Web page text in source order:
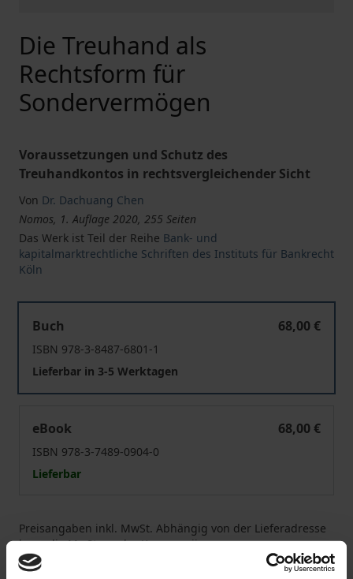
Die Treuhand als
Rechtsform für
Sondervermögen
Voraussetzungen und Schutz des
Treuhandkontos in rechtsvergleichender Sicht
Von Dr. Dachuang Chen
Nomos, 1. Auflage 2020, 255 Seiten
Das Werk ist Teil der Reihe Bank- und
kapitalmarktrechtliche Schriften des Instituts für Bankrecht
Köln
Buch
68,00 €
ISBN 978-3-8487-6801-1
Lieferbar in 3-5 Werktagen
eBook
68,00 €
ISBN 978-3-7489-0904-0
Lieferbar
Preisangaben inkl. MwSt. Abhängig von der Lieferadresse
kann die MwSt. an der Kasse variieren.